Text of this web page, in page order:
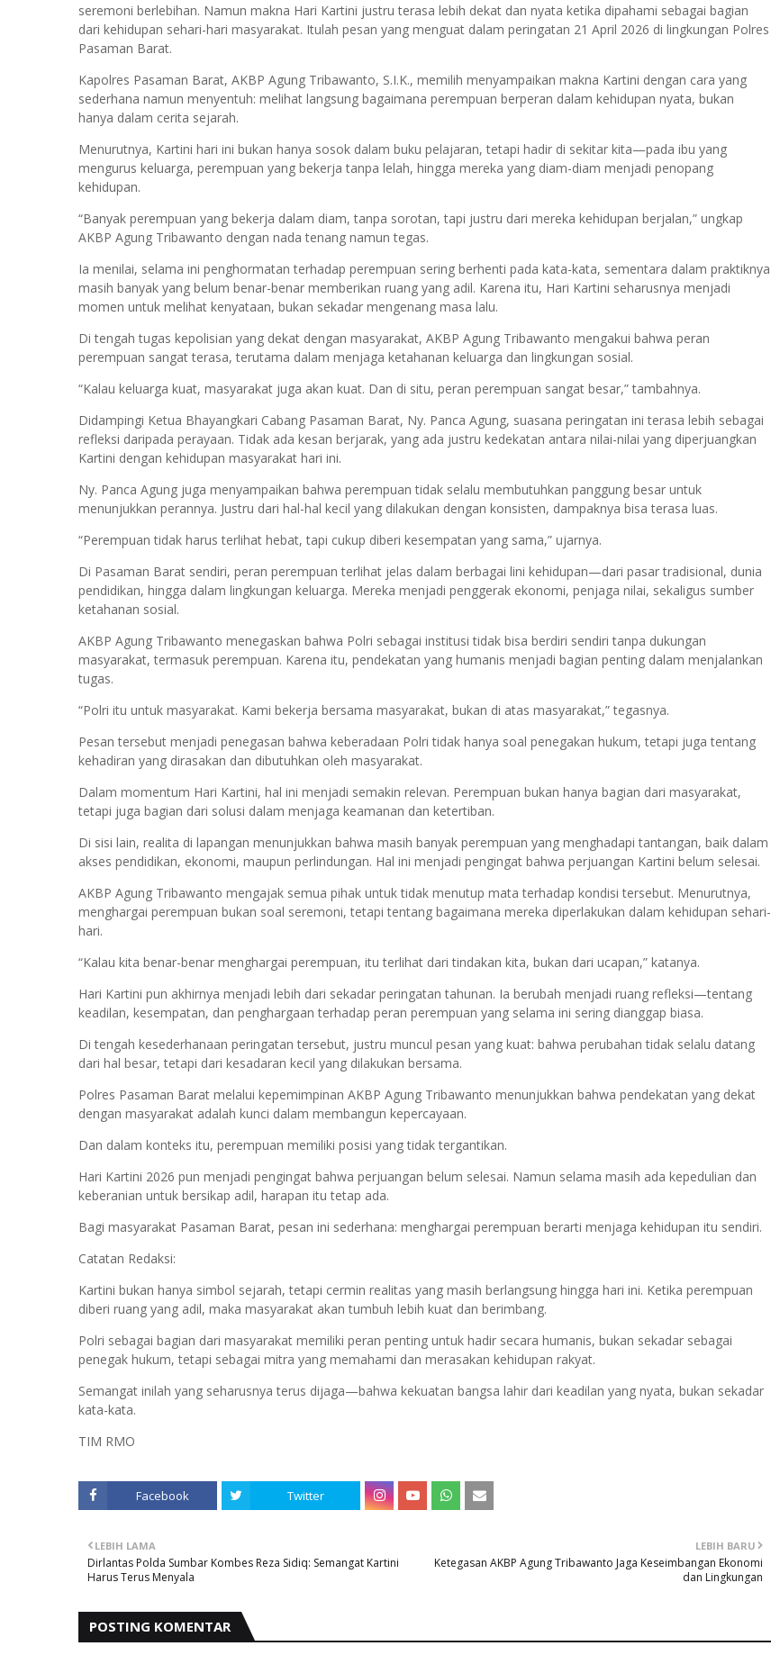
seremoni berlebihan. Namun makna Hari Kartini justru terasa lebih dekat dan nyata ketika dipahami sebagai bagian
dari kehidupan sehari-hari masyarakat. Itulah pesan yang menguat dalam peringatan 21 April 2026 di lingkungan Polres
Pasaman Barat.
Kapolres Pasaman Barat, AKBP Agung Tribawanto, S.I.K., memilih menyampaikan makna Kartini dengan cara yang
sederhana namun menyentuh: melihat langsung bagaimana perempuan berperan dalam kehidupan nyata, bukan
hanya dalam cerita sejarah.
Menurutnya, Kartini hari ini bukan hanya sosok dalam buku pelajaran, tetapi hadir di sekitar kita—pada ibu yang
mengurus keluarga, perempuan yang bekerja tanpa lelah, hingga mereka yang diam-diam menjadi penopang
kehidupan.
“Banyak perempuan yang bekerja dalam diam, tanpa sorotan, tapi justru dari mereka kehidupan berjalan,” ungkap
AKBP Agung Tribawanto dengan nada tenang namun tegas.
Ia menilai, selama ini penghormatan terhadap perempuan sering berhenti pada kata-kata, sementara dalam praktiknya
masih banyak yang belum benar-benar memberikan ruang yang adil. Karena itu, Hari Kartini seharusnya menjadi
momen untuk melihat kenyataan, bukan sekadar mengenang masa lalu.
Di tengah tugas kepolisian yang dekat dengan masyarakat, AKBP Agung Tribawanto mengakui bahwa peran
perempuan sangat terasa, terutama dalam menjaga ketahanan keluarga dan lingkungan sosial.
“Kalau keluarga kuat, masyarakat juga akan kuat. Dan di situ, peran perempuan sangat besar,” tambahnya.
Didampingi Ketua Bhayangkari Cabang Pasaman Barat, Ny. Panca Agung, suasana peringatan ini terasa lebih sebagai
refleksi daripada perayaan. Tidak ada kesan berjarak, yang ada justru kedekatan antara nilai-nilai yang diperjuangkan
Kartini dengan kehidupan masyarakat hari ini.
Ny. Panca Agung juga menyampaikan bahwa perempuan tidak selalu membutuhkan panggung besar untuk
menunjukkan perannya. Justru dari hal-hal kecil yang dilakukan dengan konsisten, dampaknya bisa terasa luas.
“Perempuan tidak harus terlihat hebat, tapi cukup diberi kesempatan yang sama,” ujarnya.
Di Pasaman Barat sendiri, peran perempuan terlihat jelas dalam berbagai lini kehidupan—dari pasar tradisional, dunia
pendidikan, hingga dalam lingkungan keluarga. Mereka menjadi penggerak ekonomi, penjaga nilai, sekaligus sumber
ketahanan sosial.
AKBP Agung Tribawanto menegaskan bahwa Polri sebagai institusi tidak bisa berdiri sendiri tanpa dukungan
masyarakat, termasuk perempuan. Karena itu, pendekatan yang humanis menjadi bagian penting dalam menjalankan
tugas.
“Polri itu untuk masyarakat. Kami bekerja bersama masyarakat, bukan di atas masyarakat,” tegasnya.
Pesan tersebut menjadi penegasan bahwa keberadaan Polri tidak hanya soal penegakan hukum, tetapi juga tentang
kehadiran yang dirasakan dan dibutuhkan oleh masyarakat.
Dalam momentum Hari Kartini, hal ini menjadi semakin relevan. Perempuan bukan hanya bagian dari masyarakat,
tetapi juga bagian dari solusi dalam menjaga keamanan dan ketertiban.
Di sisi lain, realita di lapangan menunjukkan bahwa masih banyak perempuan yang menghadapi tantangan, baik dalam
akses pendidikan, ekonomi, maupun perlindungan. Hal ini menjadi pengingat bahwa perjuangan Kartini belum selesai.
AKBP Agung Tribawanto mengajak semua pihak untuk tidak menutup mata terhadap kondisi tersebut. Menurutnya,
menghargai perempuan bukan soal seremoni, tetapi tentang bagaimana mereka diperlakukan dalam kehidupan sehari-
hari.
“Kalau kita benar-benar menghargai perempuan, itu terlihat dari tindakan kita, bukan dari ucapan,” katanya.
Hari Kartini pun akhirnya menjadi lebih dari sekadar peringatan tahunan. Ia berubah menjadi ruang refleksi—tentang
keadilan, kesempatan, dan penghargaan terhadap peran perempuan yang selama ini sering dianggap biasa.
Di tengah kesederhanaan peringatan tersebut, justru muncul pesan yang kuat: bahwa perubahan tidak selalu datang
dari hal besar, tetapi dari kesadaran kecil yang dilakukan bersama.
Polres Pasaman Barat melalui kepemimpinan AKBP Agung Tribawanto menunjukkan bahwa pendekatan yang dekat
dengan masyarakat adalah kunci dalam membangun kepercayaan.
Dan dalam konteks itu, perempuan memiliki posisi yang tidak tergantikan.
Hari Kartini 2026 pun menjadi pengingat bahwa perjuangan belum selesai. Namun selama masih ada kepedulian dan
keberanian untuk bersikap adil, harapan itu tetap ada.
Bagi masyarakat Pasaman Barat, pesan ini sederhana: menghargai perempuan berarti menjaga kehidupan itu sendiri.
Catatan Redaksi:
Kartini bukan hanya simbol sejarah, tetapi cermin realitas yang masih berlangsung hingga hari ini. Ketika perempuan
diberi ruang yang adil, maka masyarakat akan tumbuh lebih kuat dan berimbang.
Polri sebagai bagian dari masyarakat memiliki peran penting untuk hadir secara humanis, bukan sekadar sebagai
penegak hukum, tetapi sebagai mitra yang memahami dan merasakan kehidupan rakyat.
Semangat inilah yang seharusnya terus dijaga—bahwa kekuatan bangsa lahir dari keadilan yang nyata, bukan sekadar
kata-kata.
TIM RMO
Facebook Twitter
LEBIH BARU
Ketegasan AKBP Agung Tribawanto Jaga Keseimbangan Ekonomi
dan Lingkungan
LEBIH LAMA
Dirlantas Polda Sumbar Kombes Reza Sidiq: Semangat Kartini
Harus Terus Menyala
POSTING KOMENTAR